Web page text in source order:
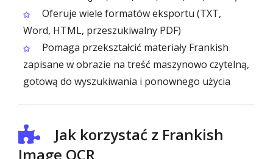
Oferuje wiele formatów eksportu (TXT,
Word, HTML, przeszukiwalny PDF)
Pomaga przekształcić materiały Frankish
zapisane w obrazie na treść maszynowo czytelną,
gotową do wyszukiwania i ponownego użycia
Jak korzystać z Frankish
Image OCR